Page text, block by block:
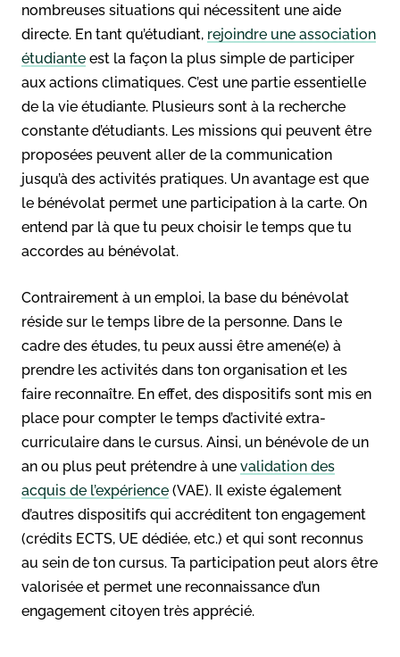
nombreuses situations qui nécessitent une aide
directe. En tant qu’étudiant, rejoindre une association
étudiante est la façon la plus simple de participer
aux actions climatiques. C’est une partie essentielle
de la vie étudiante. Plusieurs sont à la recherche
constante d’étudiants. Les missions qui peuvent être
proposées peuvent aller de la communication
jusqu’à des activités pratiques. Un avantage est que
le bénévolat permet une participation à la carte. On
entend par là que tu peux choisir le temps que tu
accordes au bénévolat.
Contrairement à un emploi, la base du bénévolat
réside sur le temps libre de la personne. Dans le
cadre des études, tu peux aussi être amené(e) à
prendre les activités dans ton organisation et les
faire reconnaître. En effet, des dispositifs sont mis en
place pour compter le temps d’activité extra-
curriculaire dans le cursus. Ainsi, un bénévole de un
an ou plus peut prétendre à une validation des
acquis de l’expérience (VAE). Il existe également
d’autres dispositifs qui accréditent ton engagement
(crédits ECTS, UE dédiée, etc.) et qui sont reconnus
au sein de ton cursus. Ta participation peut alors être
valorisée et permet une reconnaissance d’un
engagement citoyen très apprécié.